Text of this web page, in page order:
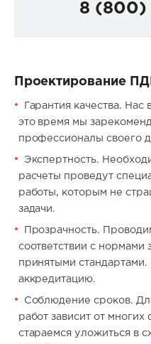
8 (800)
Проектирование
Гарантия качества.
это время мы
профессионалы своего
Экспертность.
расчеты проведут
работы, которым не
задачи.
Прозрачность.
соответствии с нормами
принятыми
аккредитацию.
Соблюдение сроков.
работ зависит от
стараемся уложиться в